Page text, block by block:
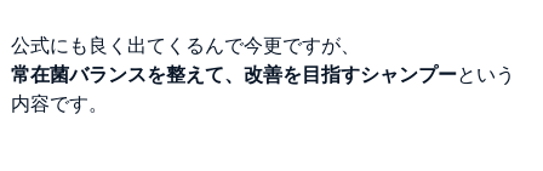
公式にも良く出てくるんで今更ですが、
常在菌バランスを整えて、改善を目指すシャンプーという
内容です。